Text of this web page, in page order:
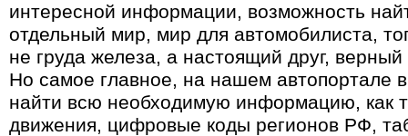
интересной информации, возможность
отдельный мир, мир для автомобилиста,
не груда железа, а настоящий друг,
Но самое главное, на нашем автопортале
найти всю необходимую информацию, как
движения, цифровые коды регионов РФ,